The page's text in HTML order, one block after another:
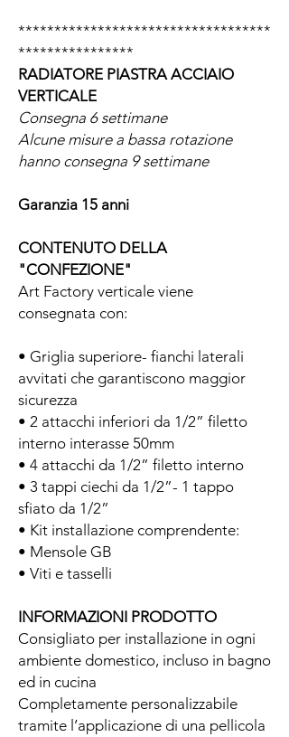
***********************************
****************
RADIATORE PIASTRA ACCIAIO
VERTICALE
Consegna 6 settimane
Alcune misure a bassa rotazione
hanno consegna 9 settimane
Garanzia 15 anni
CONTENUTO DELLA
"CONFEZIONE"
Art Factory verticale viene
consegnata con:
• Griglia superiore- fianchi laterali
avvitati che garantiscono maggior
sicurezza
• 2 attacchi inferiori da 1/2” filetto
interno interasse 50mm
• 4 attacchi da 1/2” filetto interno
• 3 tappi ciechi da 1/2”- 1 tappo
sfiato da 1/2”
• Kit installazione comprendente:
• Mensole GB
• Viti e tasselli
INFORMAZIONI PRODOTTO
Consigliato per installazione in ogni
ambiente domestico, incluso in bagno
ed in cucina
Completamente personalizzabile
tramite l’applicazione di una pellicola